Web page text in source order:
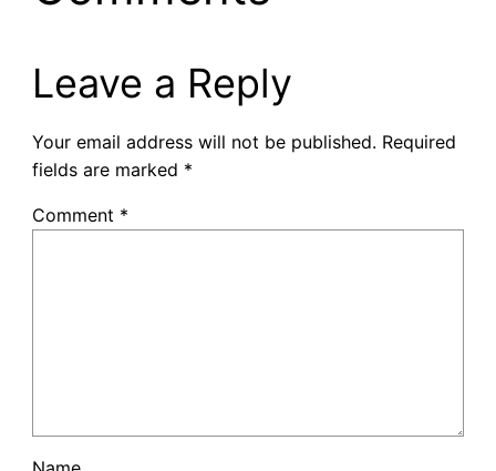
Leave a Reply
Your email address will not be published. Required
fields are marked *
Comment *